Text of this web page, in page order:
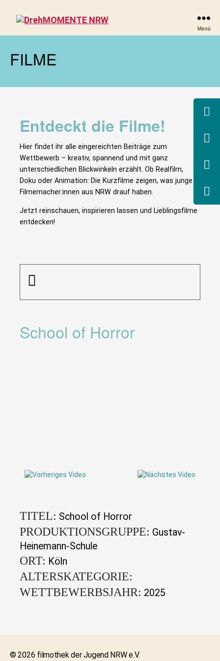
Menü
FILME
Entdeckt die Filme!
Hier findet ihr alle eingereichten Beiträge zum
Wettbewerb – kreativ, spannend und mit ganz
unterschiedlichen Blickwinkeln erzählt. Ob Realfilm,
Doku oder Animation: Die Kurzfilme zeigen, was junge
Filmemacher:innen aus NRW drauf haben.
Jetzt reinschauen, inspirieren lassen und Lieblingsfilme
entdecken!
School of Horror
TITEL: School of Horror
PRODUKTIONSGRUPPE: Gustav-
Heinemann-Schule
ORT: Köln
ALTERSKATEGORIE:
WETTBEWERBSJAHR: 2025
© 2026 filmothek der Jugend NRW e.V.